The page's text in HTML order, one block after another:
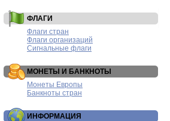
ФЛАГИ
Флаги стран
Флаги организаций
Сигнальные флаги
МОНЕТЫ И БАНКНОТЫ
Монеты Европы
Банкноты стран
ИНФОРМАЦИЯ